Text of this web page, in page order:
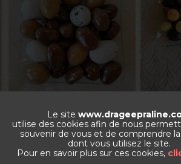
La boite de 250g La
Le site
utilise des cookies afin de nous
souvenir de vous et de comprendre
dont vous utilisez le site.
Pour en savoir plus sur ces cookies,